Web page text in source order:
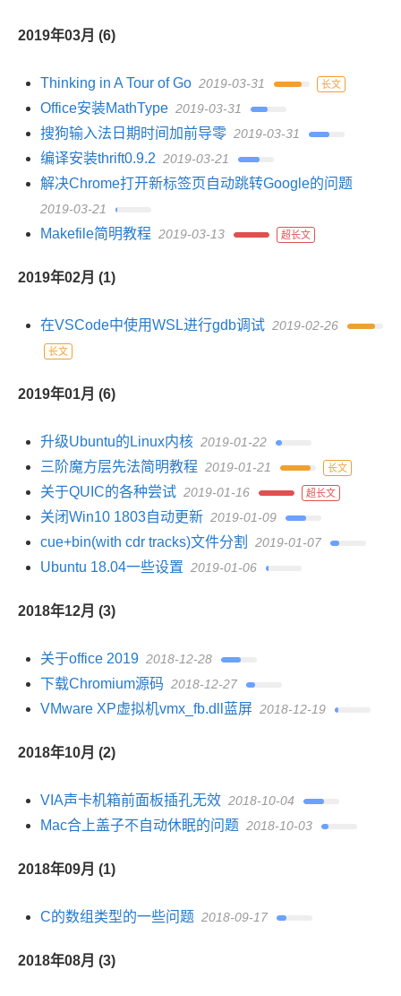
2019年03月 (6)
Thinking in A Tour of Go 2019-03-31 长文
Office安装MathType 2019-03-31
搜狗输入法日期时间加前导零 2019-03-31
编译安装thrift0.9.2 2019-03-21
解决Chrome打开新标签页自动跳转Google的问题
2019-03-21
Makefile简明教程 2019-03-13 超长文
2019年02月 (1)
在VSCode中使用WSL进行gdb调试 2019-02-26
长文
2019年01月 (6)
升级Ubuntu的Linux内核 2019-01-22
三阶魔方层先法简明教程 2019-01-21 长文
关于QUIC的各种尝试 2019-01-16 超长文
关闭Win10 1803自动更新 2019-01-09
cue+bin(with cdr tracks)文件分割 2019-01-07
Ubuntu 18.04一些设置 2019-01-06
2018年12月 (3)
关于office 2019 2018-12-28
下载Chromium源码 2018-12-27
VMware XP虚拟机vmx_fb.dll蓝屏 2018-12-19
2018年10月 (2)
VIA声卡机箱前面板插孔无效 2018-10-04
Mac合上盖子不自动休眠的问题 2018-10-03
2018年09月 (1)
C的数组类型的一些问题 2018-09-17
2018年08月 (3)